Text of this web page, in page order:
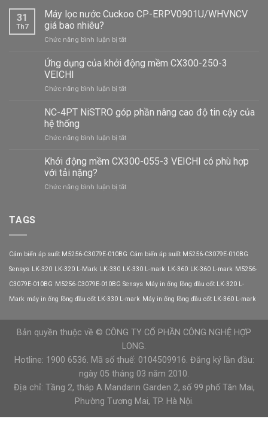
31
Th7
Máy lọc nước Cuckoo CP-ERPV0901U/WHVNCV
giá bao nhiêu?
Chức năng bình luận bị tắtở
lọc
nước
CP-
giá
Ứng dụng của khởi động mềm CX300-250-3
VEICHI
Chức năng bình luận bị tắtở
dụng
của
động
CX300-
VEICHI
NC-4PT NiSTRO góp phần nâng cao độ tin cậy của
hệ thống
Chức năng bình luận bị tắtở
4PT
phần
của
thống
Khởi động mềm CX300-055-3 VEICHI có phù hợp
với tải nặng?
Chức năng bình luận bị tắtở
VEICHI
có
hợp
với
nặng?
TAGS
Cảm biến áp suất M5256-C3079E-010BG Cảm biến áp suất M5256-C3079E-010BG
Sensys LK-320 LK-320 L-Mark LK-330 LK-330 L-mark LK-360 LK-360 L-mark M5256-
C3079E-010BG M5256-C3079E-010BG Sensys Máy in ống lồng đầu cốt LK-320 L-
Mark máy in ống lồng đầu cốt LK-330 L-mark Máy in ống lồng đầu cốt LK-360 L-mark
Bản quyền thuộc về © CÔNG TY CỔ PHẦN CÔNG NGHỆ HỢP
LONG.
Hotline: 1900 6536. Mã số thuế: 0104509916. Đăng ký lần đầu:
ngày 05 tháng 03 năm 2010.
Địa chỉ: Tầng 2, tháp A Mandarin Garden 2, số 99 phố Tân Mai,
Phường Tương Mai, TP. Hà Nội.